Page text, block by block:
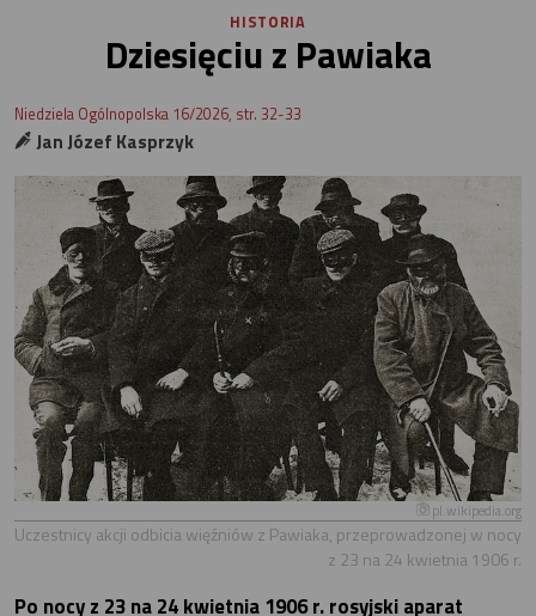
HISTORIA
Dziesięciu z Pawiaka
Niedziela Ogólnopolska 16/2026, str. 32-33
Jan Józef Kasprzyk
pl.wikipedia.org
Uczestnicy akcji odbicia więźniów z Pawiaka, przeprowadzonej w nocy
z 23 na 24 kwietnia 1906 r.
Po nocy z 23 na 24 kwietnia 1906 r. rosyjski aparat